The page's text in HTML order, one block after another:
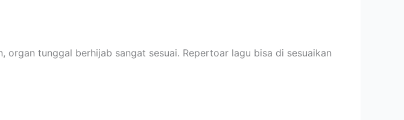
tunggal berhijab sangat sesuai. Repertoar lagu bisa di sesuaikan